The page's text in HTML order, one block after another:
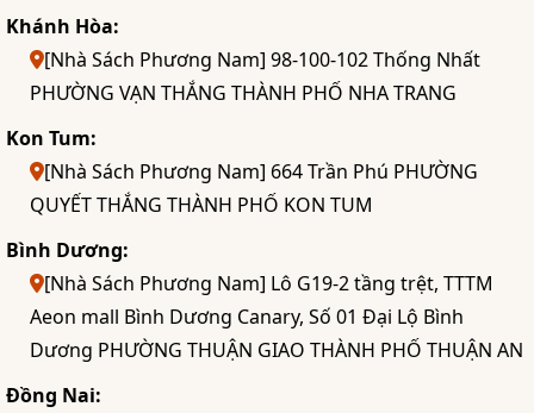
Khánh Hòa:
[Nhà Sách Phương Nam] 98-100-102 Thống Nhất
PHƯỜNG VẠN THẮNG THÀNH PHỐ NHA TRANG
Kon Tum:
[Nhà Sách Phương Nam] 664 Trần Phú PHƯỜNG
QUYẾT THẮNG THÀNH PHỐ KON TUM
Bình Dương:
[Nhà Sách Phương Nam] Lô G19-2 tầng trệt, TTTM
Aeon mall Bình Dương Canary, Số 01 Đại Lộ Bình
Dương PHƯỜNG THUẬN GIAO THÀNH PHỐ THUẬN AN
Đồng Nai: